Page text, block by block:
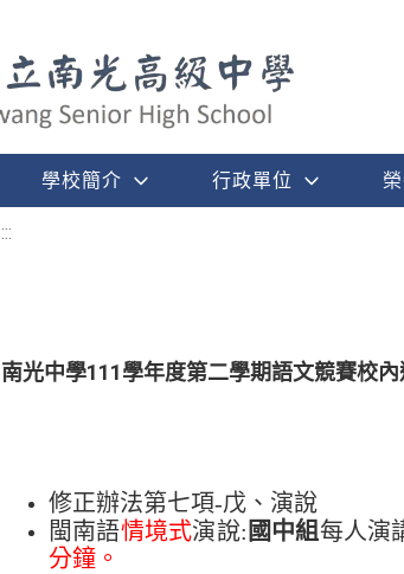
學校簡介 行政單位
:::
南光中學111學年度第二學期語文競賽校
修正辦法第七項-戊、演說
閩南語情境式演說: 國中組每人演
分鐘。